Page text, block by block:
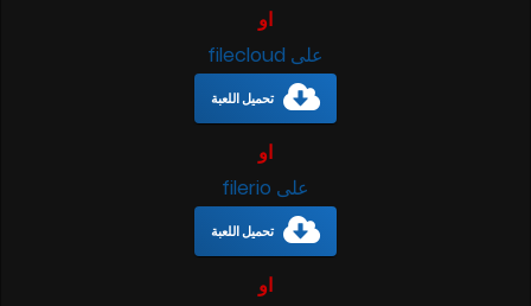
او
على filecloud
تحميل اللعبة
او
على filerio
تحميل اللعبة
او